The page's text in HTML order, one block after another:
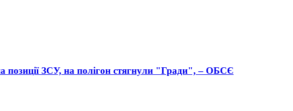
позиції ЗСУ, на полігон стягнули "Гради", – ОБСЄ